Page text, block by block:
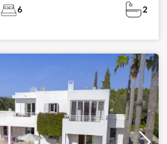
6
2